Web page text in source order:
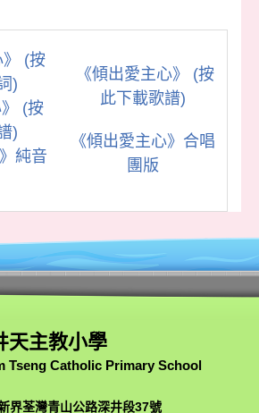
》 (按
)
》 (按
)
純音
《傾出愛主心》 (按
此下載歌譜)
《傾出愛主心》合唱
團版
天主教小學
Tseng Catholic Primary School
界荃灣青山公路深井段37號